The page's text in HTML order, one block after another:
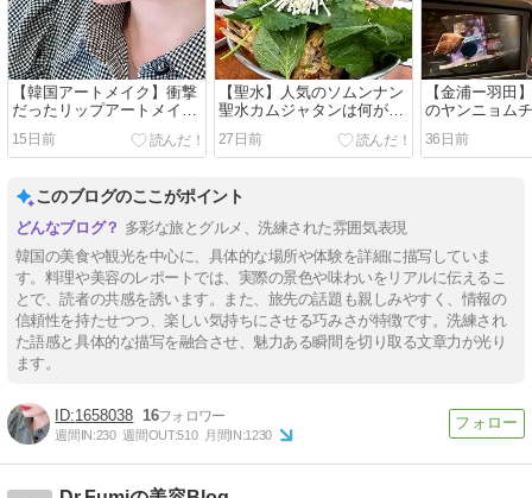
【韓国アートメイク】衝撃
だったリップアートメイク
のビフォーアフター
15日前
【聖水】人気のソムンナン
聖水カムジャタンは何が違
う？レポ♪
27日前
【金浦ー羽田
のヤンニョム
36日前
このブログのここがポイント
多彩な旅とグルメ、洗練された雰囲気表現
韓国の美食や観光を中心に、具体的な場所や体験を詳細に描写していま
す。料理や美容のレポートでは、実際の景色や味わいをリアルに伝えるこ
とで、読者の共感を誘います。また、旅先の話題も親しみやすく、情報の
信頼性を持たせつつ、楽しい気持ちにさせる巧みさが特徴です。洗練され
た語感と具体的な描写を融合させ、魅力ある瞬間を切り取る文章力が光り
ます。
1658038 16
週間IN:230 週間OUT:510 月間IN:1230